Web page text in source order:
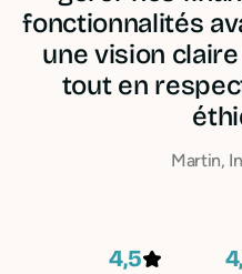
fonctionnalités
une vision
tout en
Martin,
4,5